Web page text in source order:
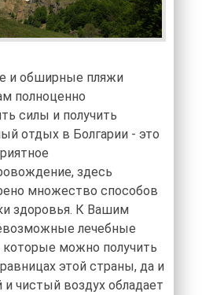
и обширные пляжи
полноценно
силы и получить
отдых в Болгарии - это
здесь
множество способов
здоровья. К Вашим
лечебные
можно получить
этой страны, да и
чистый воздух обладает